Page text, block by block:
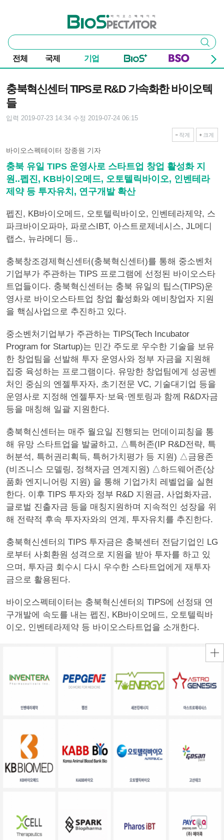
바이오스펙테이터
통
합
검
색
검색
전체 국제 기업
충북혁신센터 TIPS로 R&D 가속화한 바이오텍
들
입력 2019-07-23 14:34 수정 2019-07-24 06:15
작게 크게
바이오스펙테이터 장종원 기자
충북 유일 TIPS 운영사로 스타트업 창업 활성화 지
원..펩진, KB바이오메드, 오토텔릭바이오, 인벤테라
제약 등 투자유치, 연구개발 확산
펩진, KB바이오메드, 오토텔릭바이오, 인벤테라제약, 스
파크바이오파마, 파로스IBT, 아스트로제네시스, JL메디
랩스, 뉴라메디 등..
충북창조경제혁신센터(충북혁신센터)를 통해 중소벤처
기업부가 주관하는 TIPS 프로그램에 선정된 바이오스타
트업들이다. 충북혁신센터는 충북 유일의 팁스(TIPS)운
영사로 바이오스타트업 창업 활성화와 예비창업자 지원
을 핵심사업으로 추진하고 있다.
중소벤처기업부가 주관하는 TIPS(Tech Incubator
Program for Startup)는 민간 주도로 우수한 기술을 보유
한 창업팀을 선발해 투자 운영사와 정부 자금을 지원해
집중 육성하는 프로그램이다. 유망한 창업팀에게 성공벤
처인 중심의 엔젤투자자, 초기전문 VC, 기술대기업 등을
운영사로 지정해 엔젤투자·보육·멘토링과 함께 R&D자금
등을 매칭해 일괄 지원한다.
충북혁신센터는 매주 월요일 진행되는 먼데이피칭을 통
해 유망 스타트업을 발굴하고, △특허존(IP R&D전략, 특
허분석, 특허권리획득, 특허가치평가 등 지원) △금융존
(비즈니스 모델링, 정책자금 연계지원) △하드웨어존(상
품화 엔지니어링 지원) 을 통해 기업가치 레벨업을 실현
한다. 이후 TIPS 투자와 정부 R&D 지원금, 사업화자금,
글로벌 진출자금 등을 매칭지원하며 지속적인 성장을 위
해 전략적 후속 투자자와의 연계, 투자유치를 추진한다.
충북혁신센터의 TIPS 투자금은 충북센터 전담기업인 LG
로부터 사회환원 성격으로 지원을 받아 투자를 하고 있
으며, 투자금 회수시 다시 우수한 스타트업에게 재투자
금으로 활용된다.
바이오스펙테이터는 충북혁신센터의 TIPS에 선정돼 연
구개발에 속도를 내는 펩진, KB바이오메드, 오토텔릭바
이오, 인벤테라제약 등 바이오스타트업을 소개한다.